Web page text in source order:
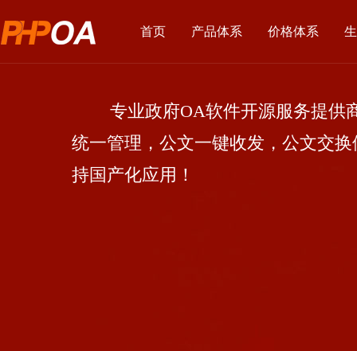
首页 产品体系 价格体系
专业政府OA软件开源服务提供商
统一管理，公文一键收发，公文交
持国产化应用！